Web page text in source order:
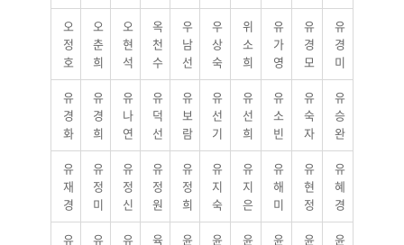
오
정
호
오
춘
희
오
현
석
옥
천
수
우
남
선
우
상
숙
위
소
희
유
가
영
유
경
모
유
경
미
유
경
화
유
경
희
유
나
연
유
덕
선
유
보
람
유
선
기
유
선
희
유
소
빈
유
숙
자
유
승
완
유
재
경
유
정
미
유
정
신
유
정
원
유
정
희
유
지
숙
유
지
은
유
해
미
유
현
정
유
혜
경
유
유
유
육
윤
윤
윤
윤
윤
윤